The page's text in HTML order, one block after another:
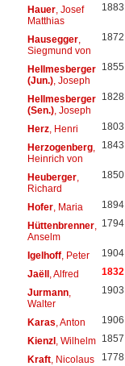
Hauer, Josef
Matthias
1883
Hausegger,
Siegmund von
1872
Hellmesberger
(Jun.), Joseph
1855
Hellmesberger
(Sen.), Joseph
1828
Herz, Henri 1803
Herzogenberg,
Heinrich von
1843
Heuberger,
Richard
1850
Hofer, Maria 1894
Hüttenbrenner,
Anselm
1794
Igelhoff, Peter 1904
Jaëll, Alfred 1832
Jurmann,
Walter
1903
Karas , Anton 1906
Kienzl, Wilhelm 1857
Kraft, Nicolaus 1778